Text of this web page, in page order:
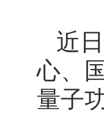
近
心、
量子